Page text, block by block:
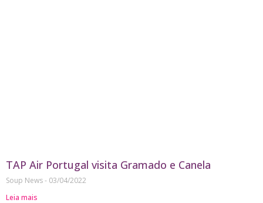
TAP Air Portugal visita Gramado e Canela
Soup News
03/04/2022
Leia mais